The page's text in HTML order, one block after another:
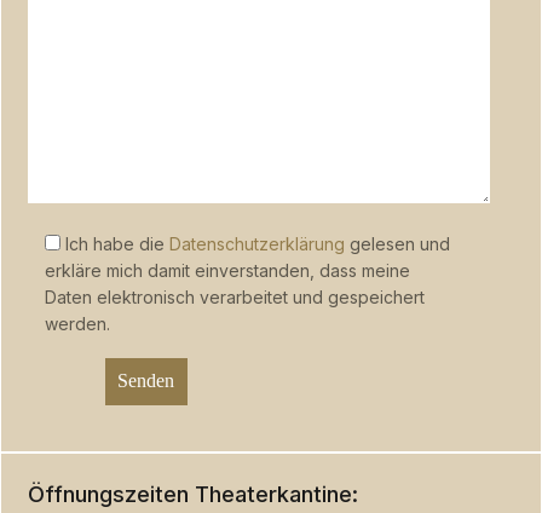
Ich habe dieDatenschutzerklärung gelesen und
erkläre mich damit einverstanden, dass meine
Daten elektronisch verarbeitet und gespeichert
werden.
Öffnungszeiten Theaterkantine: